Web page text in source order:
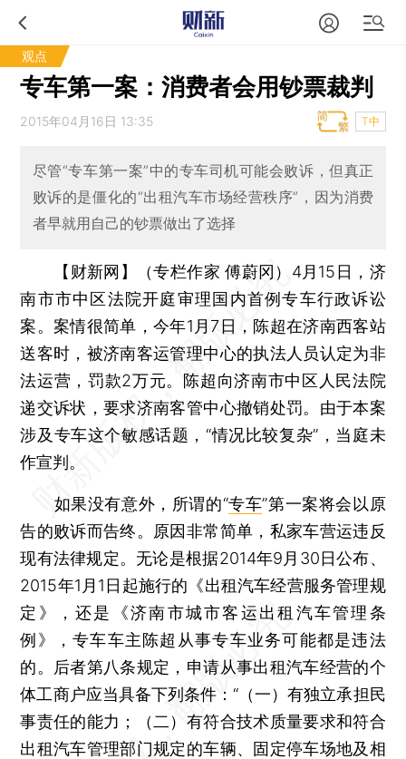
观点
专车第一案：消费者会用钞票裁判
2015年04月16日 13:35 T中
尽管“专车第一案”中的专车司机可能会败诉，但真正
败诉的是僵化的“出租汽车市场经营秩序”，因为消费
者早就用自己的钞票做出了选择
【财新网】（专栏作家 傅蔚冈） 4月15日，济
南市市中区法院开庭审理国内首例专车行政诉讼
案。案情很简单，今年1月7日，陈超在济南西客站
送客时，被济南客运管理中心的执法人员认定为非
法运营，罚款2万元。陈超向济南市中区人民法院
递交诉状，要求济南客管中心撤销处罚。由于本案
涉及专车这个敏感话题，“情况比较复杂”，当庭未
作宣判。
如果没有意外，所谓的“专车”第一案将会以原
告的败诉而告终。原因非常简单，私家车营运违反
现有法律规定。无论是根据2014年9月30日公布、
2015年1月1日起施行的《出租汽车经营服务管理规
定》，还是《济南市城市客运出租汽车管理条
例》，专车车主陈超从事专车业务可能都是违法
的。后者第八条规定，申请从事出租汽车经营的个
体工商户应当具备下列条件：“（一）有独立承担民
事责任的能力；（二）有符合技术质量要求和符合
出租汽车管理部门规定的车辆、固定停车场地及相